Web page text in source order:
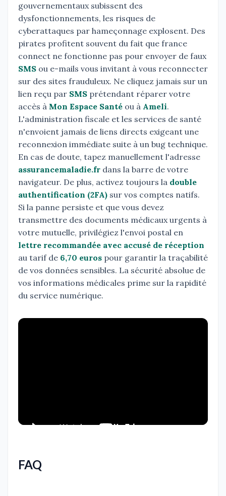
gouvernementaux subissent des
dysfonctionnements, les risques de
cyberattaques par hameçonnage explosent. Des
pirates profitent souvent du fait que france
connect ne fonctionne pas pour envoyer de faux
SMS ou e-mails vous invitant à vous reconnecter
sur des sites frauduleux. Ne cliquez jamais sur un
lien reçu par SMS prétendant réparer votre
accès à Mon Espace Santé ou à Ameli.
L'administration fiscale et les services de santé
n'envoient jamais de liens directs exigeant une
reconnexion immédiate suite à un bug technique.
En cas de doute, tapez manuellement l'adresse
assurancemaladie.fr dans la barre de votre
navigateur. De plus, activez toujours la double
authentification (2FA) sur vos comptes natifs.
Si la panne persiste et que vous devez
transmettre des documents médicaux urgents à
votre mutuelle, privilégiez l'envoi postal en
lettre recommandée avec accusé de réception
au tarif de 6,70 euros pour garantir la traçabilité
de vos données sensibles. La sécurité absolue de
vos informations médicales prime sur la rapidité
du service numérique.
FAQ